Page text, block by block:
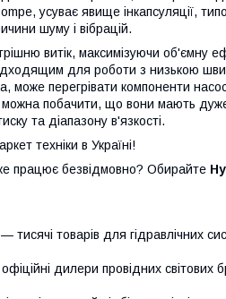
усуває явище інкапсуляції,
шуму і вібрацій.
витік, максимізуючи об'ємну
для роботи з низькою
може перегрівати компоненти
побачити, що вони мають
та діапазону в'язкості.
техніки в Україні!
працює безвідмовно? Обирайте
— тисячі товарів для гідравлічних
дилери провідних світових